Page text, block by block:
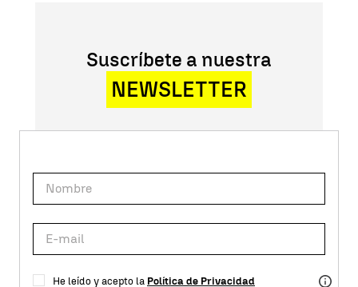
Suscríbete a nuestra
NEWSLETTER
He leído y acepto la Política de Privacidad